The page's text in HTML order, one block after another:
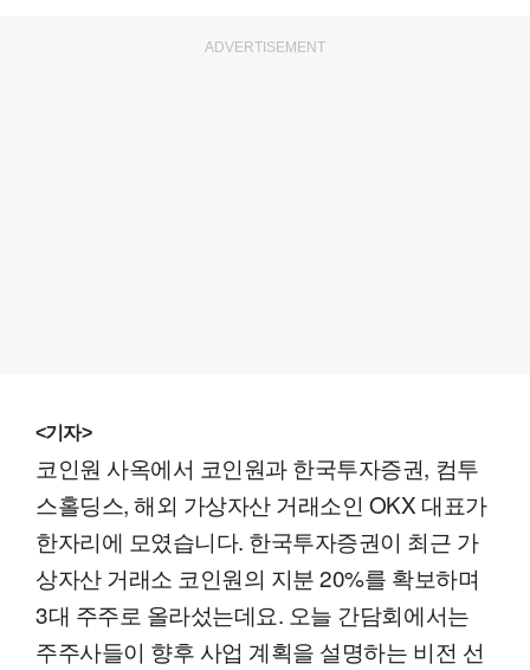
ADVERTISEMENT
<기자>
코인원 사옥에서 코인원과 한국투자증권, 컴투
스홀딩스, 해외 가상자산 거래소인 OKX 대표가
한자리에 모였습니다. 한국투자증권이 최근 가
상자산 거래소 코인원의 지분 20%를 확보하며
3대 주주로 올라섰는데요. 오늘 간담회에서는
주주사들이 향후 사업 계획을 설명하는 비전 선